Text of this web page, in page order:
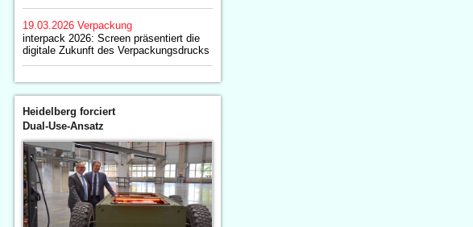
19.03.2026 Verpackung
interpack 2026: Screen präsentiert die
digitale Zukunft des Verpackungsdrucks
Heidelberg forciert
Dual-Use-Ansatz